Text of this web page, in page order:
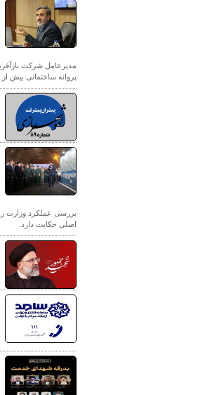
پروانه ساختمانی بیش از ۹۲ هزار واحد در بافت فرسوده کشور صادر شد که این میزان در مقایسه با رکورد سال ۱۳۹۰ به تعداد ۸۹ هزار و ۶۳۵ واحد، شکسته شد.
اصلی حکایت دارد.